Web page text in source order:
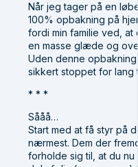
Når jeg tager på en
100% opbakning på
fordi min familie ved, at
en masse glæde og
Uden denne
sikkert stoppet for lang
* * *
Sååå…
Start med at få styr på
nærmest. Dem der
forholde sig til, at du